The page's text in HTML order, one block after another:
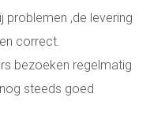
problemen ,de levering
correct.
bezoeken regelmatig
steeds goed